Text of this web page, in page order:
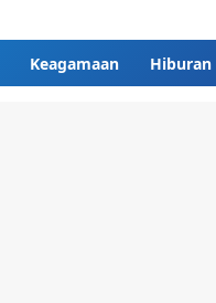
Keagamaan Hiburan